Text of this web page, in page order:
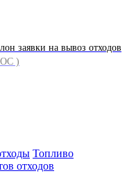
заявки на вывоз отходов
)
Топливо
отходов